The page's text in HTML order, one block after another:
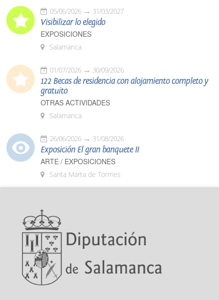
05/06/2026 31/03/2027
Visibilizar lo elegido
EXPOSICIONES
Salamanca
01/07/2026 30/09/2026
122 Becas de residencia con alojamiento completo y
gratuito
OTRAS ACTIVIDADES
Salamanca
26/06/2026 31/08/2026
Exposición El gran banquete II
ARTE / EXPOSICIONES
Santa Marta de Tormes